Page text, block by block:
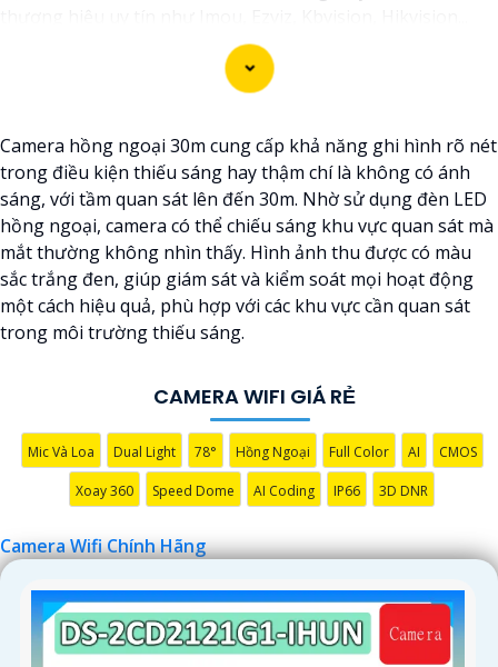
**Chất lượng hình ảnh**: Chọn Camera có độ phân
giải cao, cung cấp hình ảnh sắc nét và chất lượng trong mọi
năng theo dõi từ xa thông qua ứng dụng di động, để bạn
có thể theo dõi nhà cửa mọi lúc mọi nơi.
4:**Chức năng cảnh báo thông minh**: Lựa chọn Camera
có cảnh báo chuyển động, cảnh báo âm thanh để bạn có
thể biết khi có sự kiện đột ngột xảy ra.
🦉5:**Hệ thống lưu trữ**: Camera cần hỗ trợ lưu trữ video
đám mây hoặc trên thẻ nhớ để bạn có thể xem lại khi cần.
6:**Chọn giải pháp phù hợp với gia đình và ngôi nhà của
đặt để chọn giải pháp phù hợp.
Nếu bạn cần thêm thông tin hoặc tư vấn cụ thể hơn, bạn có
thể cho biết thêm chi tiết để Từng công trình có thể giúp
đỡ bạn tốt hơn.
Camera hồng ngoại 30m cung cấp khả năng ghi hình rõ nét
trong điều kiện thiếu sáng hay thậm chí là không có ánh
sáng, với tầm quan sát lên đến 30m. Nhờ sử dụng đèn LED
hồng ngoại, camera có thể chiếu sáng khu vực quan sát mà
mắt thường không nhìn thấy. Hình ảnh thu được có màu
sắc trắng đen, giúp giám sát và kiểm soát mọi hoạt động
một cách hiệu quả, phù hợp với các khu vực cần quan sát
trong môi trường thiếu sáng.
CAMERA WIFI GIÁ RẺ
Mic Và Loa Dual Light 78° Hồng Ngoại Full Color AI CMOS
Xoay 360 Speed Dome AI Coding IP66 3D DNR
Camera Wifi Chính Hãng